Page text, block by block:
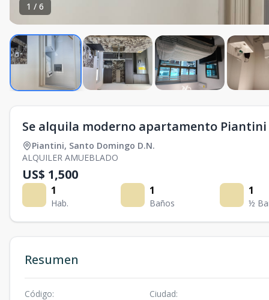
1 / 6
Se alquila moderno apartamento
Piantini, Santo Domingo D.N.
ALQUILER AMUEBLADO
US$ 1,500
1
Hab.
1
Baños
1
½
Resumen
Código: Ciudad: